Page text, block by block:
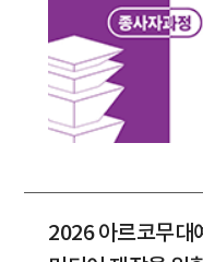
2026 아르코무대